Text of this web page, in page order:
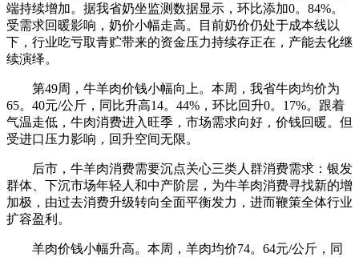
端持续增加。据我省奶坐监测数据显示，环比添加0。84%。
受需求回暖影响，奶价小幅走高。目前奶价仍处于成本线以
下，行业吃亏取青贮带来的资金压力持续存正在，产能去化继
续演绎。
第49周，牛羊肉价钱小幅向上。本周，我省牛肉均价为
65。40元/公斤，同比升高14。44%，环比回升0。17%。跟着
气温走低，牛肉消费进入旺季，市场需求向好，价钱回暖。但
受进口压力影响，回升空间无限。
后市，牛羊肉消费需要沉点关心三类人群消费需求：银发
群体、下沉市场年轻人和中产阶层，为牛羊肉消费寻找新的增
加极，由过去消费升级转向全面平衡发力，进而鞭策全体行业
扩容盈利。
羊肉价钱小幅升高。本周，羊肉均价74。64元/公斤，同